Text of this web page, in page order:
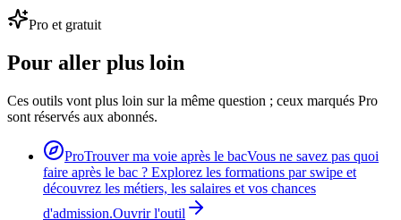
Pro et gratuit
Pour aller plus loin
Ces outils vont plus loin sur la même question ; ceux marqués Pro
sont réservés aux abonnés.
ProTrouver ma voie après le bacVous ne savez pas quoi
faire après le bac ? Explorez les formations par swipe et
découvrez les métiers, les salaires et vos chances
d'admission.Ouvrir l'outil